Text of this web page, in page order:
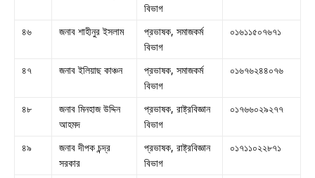
বিভাগ
৪৬ জনাব শাহীনুর ইসলাম
প্রভাষক, সমাজকর্ম
বিভাগ
০১৬১১৫০৭৬৭১
৪৭ জনাব ইলিয়াছ কাঞ্চন
প্রভাষক, সমাজকর্ম
বিভাগ
০১৬৭৬২৪৪০৭৬
৪৮
জনাব মিনহাজ উদ্দিন
আহমদ
প্রভাষক, রাষ্ট্রবিজ্ঞান
বিভাগ
০১৭৬৬০২৯২৭৭
৪৯
জনাব দীপক চন্দ্র
সরকার
প্রভাষক, রাষ্ট্রবিজ্ঞান
বিভাগ
০১৭১১০২২৮৭১